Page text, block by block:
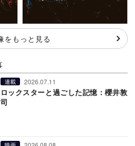
をもっと見る
連載 2026.07.11
ロックスターと過ごした記憶：櫻井敦
司